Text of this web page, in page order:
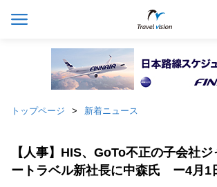
トップページ 新着ニュース
【人事】HIS、GoTo不正の子会社
ートラベル新社長に中森氏 ー4月1